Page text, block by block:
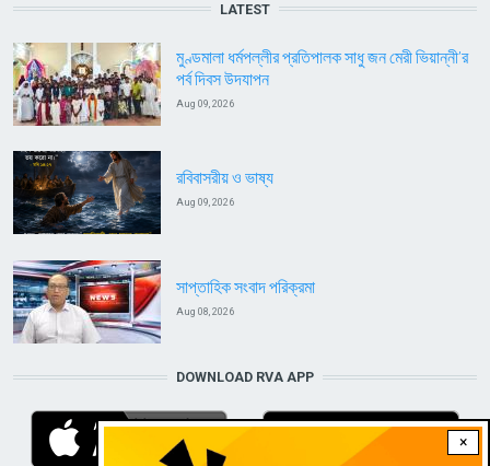
×
LATEST
মুণ্ডমালা ধর্মপল্লীর প্রতিপালক সাধু জন মেরী ভিয়ান্নী’র
পর্ব দিবস উদযাপন
Aug 09, 2026
রবিবাসরীয় ও ভাষ্য
Aug 09, 2026
সাপ্তাহিক সংবাদ পরিক্রমা
Aug 08, 2026
DOWNLOAD RVA APP